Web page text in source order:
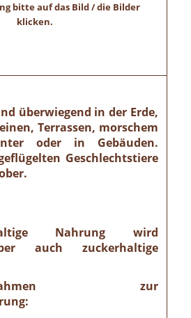
bitte auf das Bild / die Bilder
klicken.
überwiegend in der Erde,
Terrassen, morschem
oder in Gebäuden.
Geschlechtstiere
Nahrung wird
auch zuckerhaltige
zur